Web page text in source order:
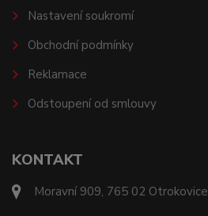
KONTAKT
Moravní 909, 765 02 Otrokovice
Nastavení soukromí
Obchodní podmínky
Reklamace
Odstoupení od smlouvy